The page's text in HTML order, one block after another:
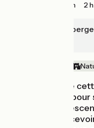
33 km 2
Le-Grand-
Ultime étape de
à vélo, pédalez
relativement
peuvent